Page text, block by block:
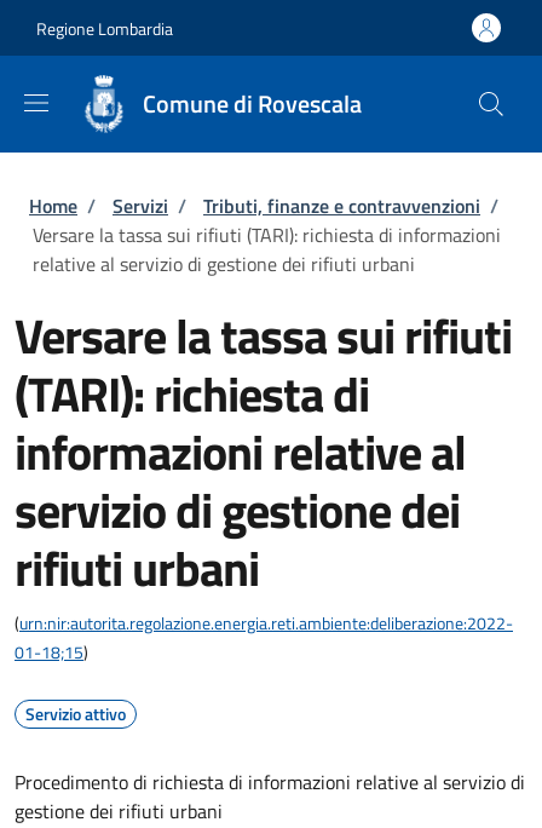
Regione Lombardia
Comune di Rovescala
Briciole di pane
Home / Servizi / Tributi, finanze e contravvenzioni /
Versare la tassa sui rifiuti (TARI): richiesta di informazioni
relative al servizio di gestione dei rifiuti urbani
Versare la tassa sui rifiuti
(TARI): richiesta di
informazioni relative al
servizio di gestione dei
rifiuti urbani
(urn:nir:autorita.regolazione.energia.reti.ambiente:deliberazione:2022-
01-18;15)
Servizio attivo
Procedimento di richiesta di informazioni relative al servizio di
gestione dei rifiuti urbani